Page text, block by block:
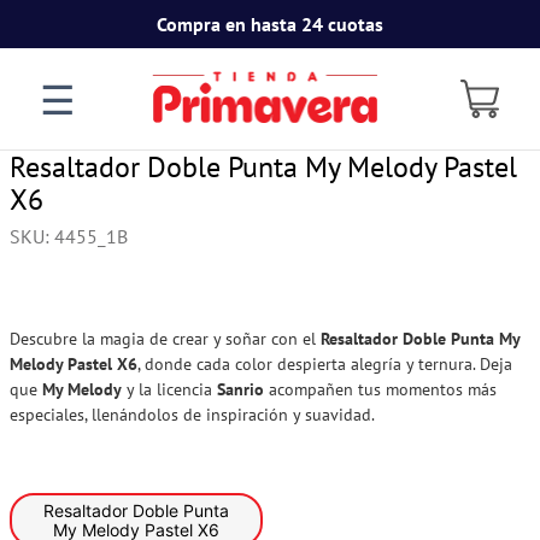
Compra en hasta 24 cuotas
☰
Resaltador Doble Punta My Melody Pastel
X6
SKU: 4455_1B
Descubre la magia de crear y soñar con el Resaltador Doble Punta My
Melody Pastel X6, donde cada color despierta alegría y ternura. Deja
que My Melody y la licencia Sanrio acompañen tus momentos más
especiales, llenándolos de inspiración y suavidad.
Resaltador Doble Punta
My Melody Pastel X6